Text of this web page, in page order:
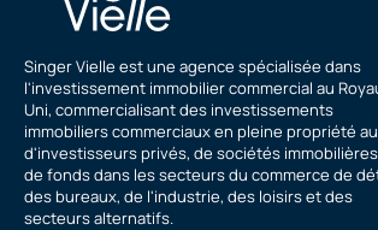
Singer Vielle est une agence spécialisée dans
l'investissement immobilier commercial au
Uni, commercialisant des investissements
immobiliers commerciaux en pleine propriété
d'investisseurs privés, de sociétés
de fonds dans les secteurs du commerce de
des bureaux, de l'industrie, des loisirs et des
secteurs alternatifs.